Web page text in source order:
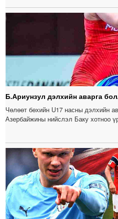
Б.Ариунзул дэлхийн аварга
Чөлөөт бөхийн U17 насны дэлхийн
Азербайжины нийслэл Баку хотноо